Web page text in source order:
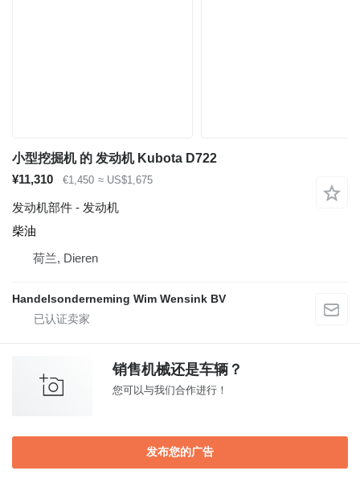
小型挖掘机 的 发动机 Kubota D722
¥11,310
€1,450 ≈ US$1,675
发动机部件 - 发动机
柴油
荷兰, Dieren
Handelsonderneming Wim Wensink BV
销售机械还是车辆？
您可以与我们合作进行！
发布您的广告